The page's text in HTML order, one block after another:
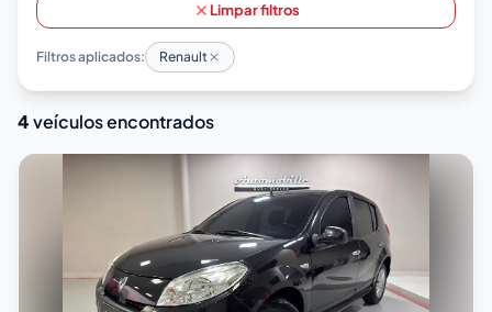
Limpar filtros
Filtros aplicados: Renault
4veículos encontrados